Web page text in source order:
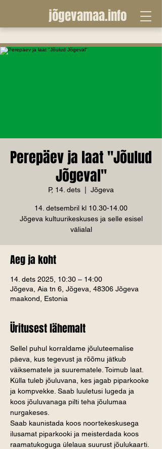
jõgevamaa.info
Perepäev ja laat "Jõulud
Jõgeval"
P, 14. dets Jõgeva
14. detsembril kl 10.30-14.00
Jõgeva kultuurikeskuses ja selle esisel
välialal
Aeg ja koht
14. dets 2025, 10:30 – 14:00
Jõgeva, Aia tn 6, Jõgeva, 48306 Jõgeva
maakond, Estonia
Üritusest lähemalt
Sellel puhul korraldame jõuluteemalise
päeva, kus tegevust ja rõõmu jätkub
väiksematele ja suurematele. Toimub laat.
Külla tuleb jõuluvana, kes jagab piparkooke
ja kompvekke. Saab luuletusi lugeda ja
koos jõuluvanaga pilti teha jõulumaa
nurgakeses.
Saab kaunistada koos noortekeskusega
ilusamat piparkooki ja meisterdada koos
raamatukoguga ülelaua suurust jõulukaarti.